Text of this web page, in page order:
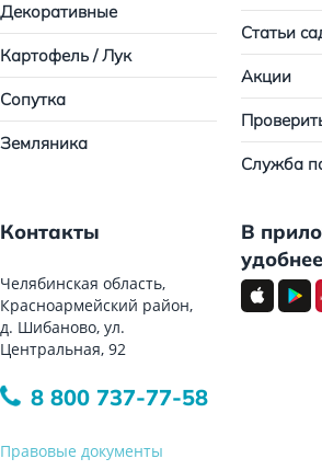
Декоративные
Картофель / Лук
Сопутка
Земляника
Статьи
Акции
Служба
Контакты
Челябинская область,
Красноармейский район,
д. Шибаново, ул.
Центральная, 92
8 800 737-77-58
Правовые документы
В